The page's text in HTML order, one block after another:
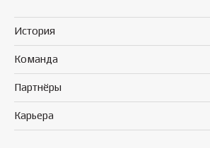
История
Команда
Партнёры
Карьера